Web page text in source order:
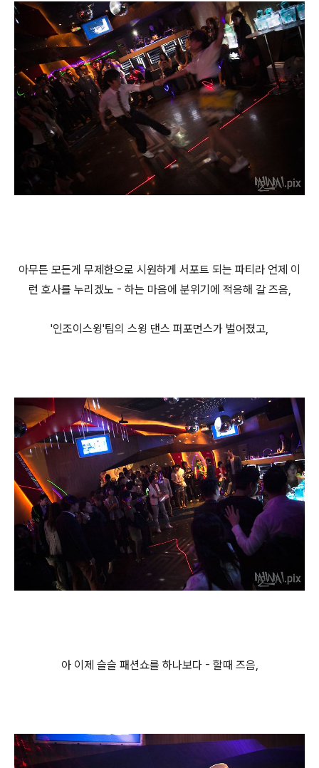
아무튼 모든게 무제한으로 시원하게 서포트 되는 파티라 언제 이
런 호사를 누리겠노 - 하는 마음에 분위기에 적응해 갈 즈음,
'인조이스윙'팀의 스윙 댄스 퍼포먼스가 벌어졌고,
아 이제 슬슬 패션쇼를 하나보다 - 할때 즈음,